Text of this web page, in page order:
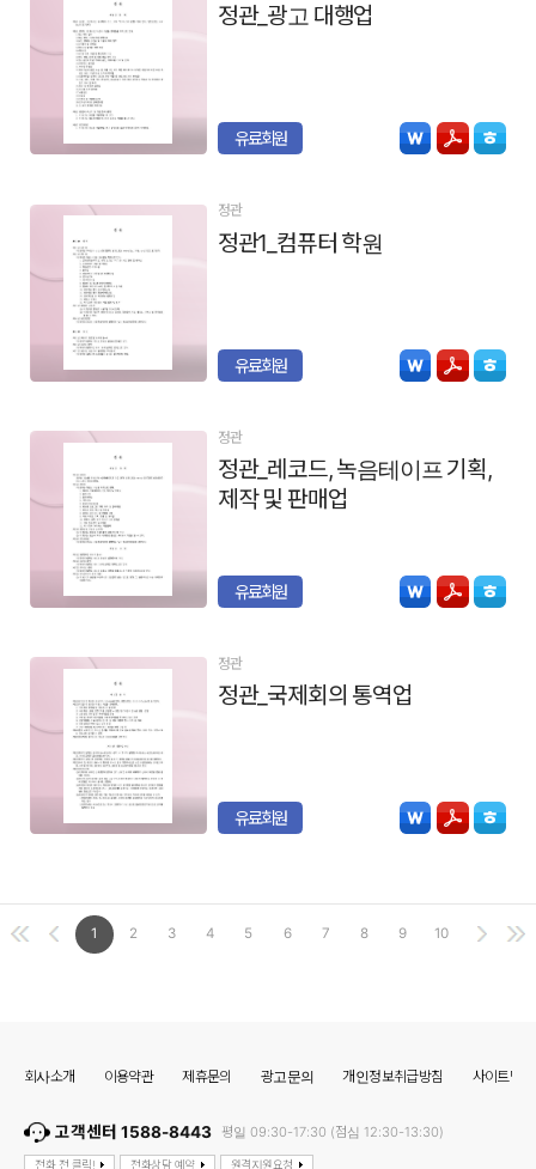
정관_광고 대행업
유료회원
정관
정관1_컴퓨터 학원
유료회원
정관
정관_레코드, 녹음테이프 기획,
제작 및 판매업
유료회원
정관
정관_국제회의 통역업
유료회원
1 2 3 4 5 6 7 8 9 10
회사소개 이용약관 제휴문의 광고문의 개인정보취급방침 사이트맵
고객센터 1588-8443 평일 09:30-17:30 (점심 12:30-13:30)
전화 전 클릭! 전화상담 예약 원격지원요청